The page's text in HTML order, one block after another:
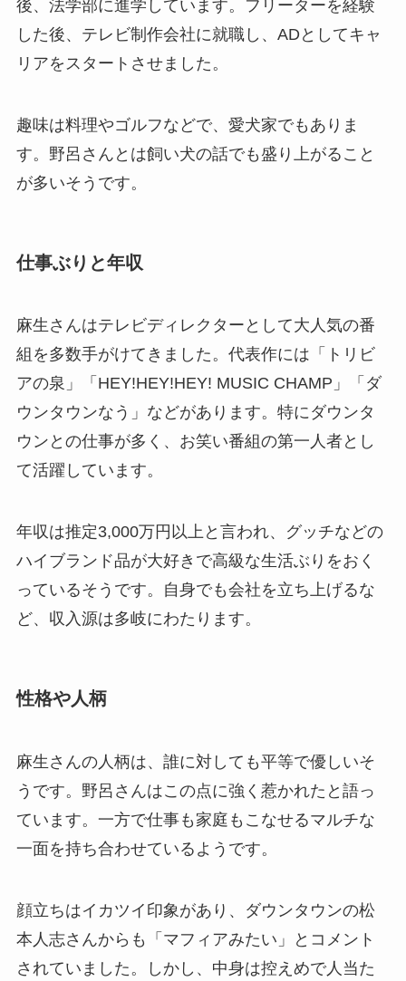
後、法学部に進学しています。フリーターを経験
した後、テレビ制作会社に就職し、ADとしてキャ
リアをスタートさせました。
趣味は料理やゴルフなどで、愛犬家でもありま
す。野呂さんとは飼い犬の話でも盛り上がること
が多いそうです。
仕事ぶりと年収
麻生さんはテレビディレクターとして大人気の番
組を多数手がけてきました。代表作には「トリビ
アの泉」「HEY!HEY!HEY! MUSIC CHAMP」「ダ
ウンタウンなう」などがあります。特にダウンタ
ウンとの仕事が多く、お笑い番組の第一人者とし
て活躍しています。
年収は推定3,000万円以上と言われ、グッチなどの
ハイブランド品が大好きで高級な生活ぶりをおく
っているそうです。自身でも会社を立ち上げるな
ど、収入源は多岐にわたります。
性格や人柄
麻生さんの人柄は、誰に対しても平等で優しいそ
うです。野呂さんはこの点に強く惹かれたと語っ
ています。一方で仕事も家庭もこなせるマルチな
一面を持ち合わせているようです。
顔立ちはイカツイ印象があり、ダウンタウンの松
本人志さんからも「マフィアみたい」とコメント
されていました。しかし、中身は控えめで人当た